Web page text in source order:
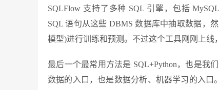
SQLFlow 支持了多种 SQL 引擎，包括
SQL 语句从这些 DBMS 数据库中抽取数据，
模型)进行训练和预测。不过这个工具刚刚上线
最后一个最常用方法是 SQL+Python，也是我
数据的入口，也是数据分析、机器学习的入